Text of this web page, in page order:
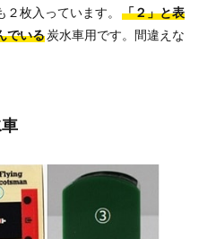
枚入っています。
「２」と表
でいる炭水車用です。間違えな